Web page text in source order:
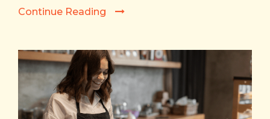
Continue Reading